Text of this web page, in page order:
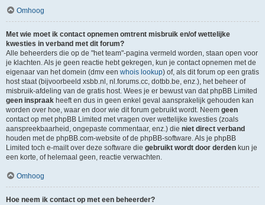
Omhoog
Met wie moet ik contact opnemen omtrent misbruik en/of wettelijke
kwesties in verband met dit forum?
Alle beheerders die op de "het team"-pagina vermeld worden, staan open voor
je klachten. Als je geen reactie hebt gekregen, kun je contact opnemen met de
eigenaar van het domein (dmv een whois lookup) of, als dit forum op een gratis
host staat (bijvoorbeeld xsbb.nl, nl.forums.cc, dotbb.be, enz.), het beheer of
misbruik-afdeling van de gratis host. Wees je er bewust van dat phpBB Limited
geen inspraak heeft en dus in geen enkel geval aansprakelijk gehouden kan
worden over hoe, waar en door wie dit forum gebruikt wordt. Neem geen
contact op met phpBB Limited met vragen over wettelijke kwesties (zoals
aanspreekbaarheid, ongepaste commentaar, enz.) die niet direct verband
houden met de phpBB.com-website of de phpBB-software. Als je phpBB
Limited toch e-mailt over deze software die gebruikt wordt door derden kun je
een korte, of helemaal geen, reactie verwachten.
Omhoog
Hoe neem ik contact op met een beheerder?